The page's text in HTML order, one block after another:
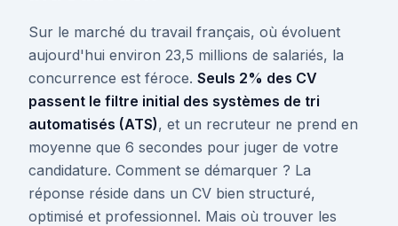
Sur le marché du travail français, où évoluent
aujourd'hui environ 23,5 millions de salariés, la
concurrence est féroce. Seuls 2% des CV
passent le filtre initial des systèmes de tri
automatisés (ATS), et un recruteur ne prend en
moyenne que 6 secondes pour juger de votre
candidature. Comment se démarquer ? La
réponse réside dans un CV bien structuré,
optimisé et professionnel. Mais où trouver les